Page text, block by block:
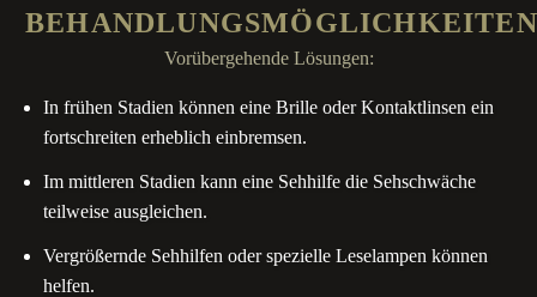
BEHANDLUNGSMÖGLICHKEITEN
Vorübergehende Lösungen:
In frühen Stadien können eine Brille oder Kontaktlinsen ein
fortschreiten erheblich einbremsen.
Im mittleren Stadien kann eine Sehhilfe die Sehschwäche
teilweise ausgleichen.
Vergrößernde Sehhilfen oder spezielle Leselampen können
helfen.